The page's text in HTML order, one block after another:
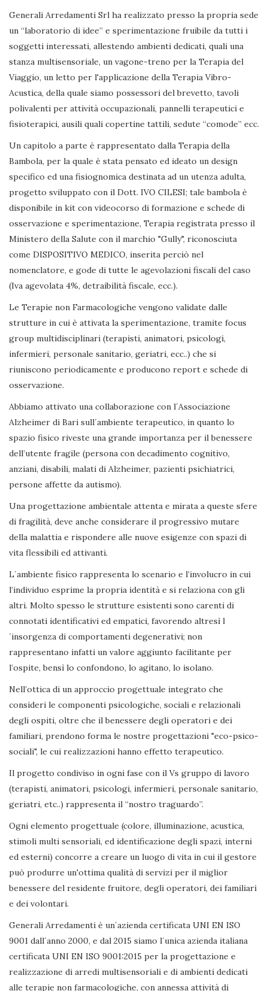
Generali Arredamenti Srl ha realizzato presso la propria sede
un “laboratorio di idee” e sperimentazione fruibile da tutti i
soggetti interessati, allestendo ambienti dedicati, quali una
stanza multisensoriale, un vagone-treno per la Terapia del
Viaggio, un letto per l'applicazione della Terapia Vibro-
Acustica, della quale siamo possessori del brevetto, tavoli
polivalenti per attività occupazionali, pannelli terapeutici e
fisioterapici, ausili quali copertine tattili, sedute “comode” ecc.
Un capitolo a parte è rappresentato dalla Terapia della
Bambola, per la quale è stata pensato ed ideato un design
specifico ed una fisiognomica destinata ad un utenza adulta,
progetto sviluppato con il Dott. IVO CILESI; tale bambola è
disponibile in kit con videocorso di formazione e schede di
osservazione e sperimentazione, Terapia registrata presso il
Ministero della Salute con il marchio "Gully", riconosciuta
come DISPOSITIVO MEDICO, inserita perciò nel
nomenclatore, e gode di tutte le agevolazioni fiscali del caso
(Iva agevolata 4%, detraibilità fiscale, ecc.).
Le Terapie non Farmacologiche vengono validate dalle
strutture in cui è attivata la sperimentazione, tramite focus
group multidisciplinari (terapisti, animatori, psicologi,
infermieri, personale sanitario, geriatri, ecc..) che si
riuniscono periodicamente e producono report e schede di
osservazione.
Abbiamo attivato una collaborazione con l´Associazione
Alzheimer di Bari sull´ambiente terapeutico, in quanto lo
spazio fisico riveste una grande importanza per il benessere
dell’utente fragile (persona con decadimento cognitivo,
anziani, disabili, malati di Alzheimer, pazienti psichiatrici,
persone affette da autismo).
Una progettazione ambientale attenta e mirata a queste sfere
di fragilità, deve anche considerare il progressivo mutare
della malattia e rispondere alle nuove esigenze con spazi di
vita flessibili ed attivanti.
L´ambiente fisico rappresenta lo scenario e l’involucro in cui
l’individuo esprime la propria identità e si relaziona con gli
altri. Molto spesso le strutture esistenti sono carenti di
connotati identificativi ed empatici, favorendo altresì l
´insorgenza di comportamenti degenerativi; non
rappresentano infatti un valore aggiunto facilitante per
l’ospite, bensì lo confondono, lo agitano, lo isolano.
Nell’ottica di un approccio progettuale integrato che
consideri le componenti psicologiche, sociali e relazionali
degli ospiti, oltre che il benessere degli operatori e dei
familiari, prendono forma le nostre progettazioni "eco-psico-
sociali", le cui realizzazioni hanno effetto terapeutico.
Il progetto condiviso in ogni fase con il Vs gruppo di lavoro
(terapisti, animatori, psicologi, infermieri, personale sanitario,
geriatri, etc..) rappresenta il “nostro traguardo”.
Ogni elemento progettuale (colore, illuminazione, acustica,
stimoli multi sensoriali, ed identificazione degli spazi, interni
ed esterni) concorre a creare un luogo di vita in cui il gestore
può produrre un'ottima qualità di servizi per il miglior
benessere del residente fruitore, degli operatori, dei familiari
e dei volontari.
Generali Arredamenti è un´azienda certificata UNI EN ISO
9001 dall´anno 2000, e dal 2015 siamo l´unica azienda italiana
certificata UNI EN ISO 9001:2015 per la progettazione e
realizzazione di arredi multisensoriali e di ambienti dedicati
alle terapie non farmacologiche, con annessa attività di